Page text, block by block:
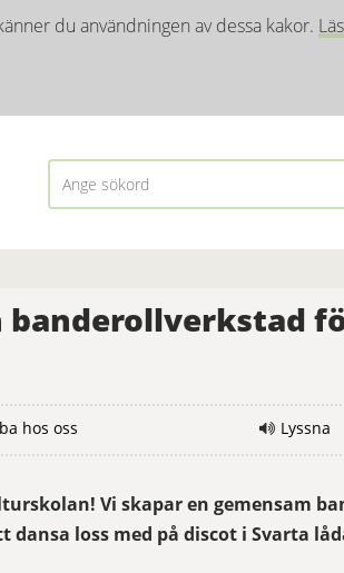
du användningen av dessa kakor.
banderollverkstad
hos oss Lyssna
Vi skapar en gemensam
dansa loss med på discot i Svarta